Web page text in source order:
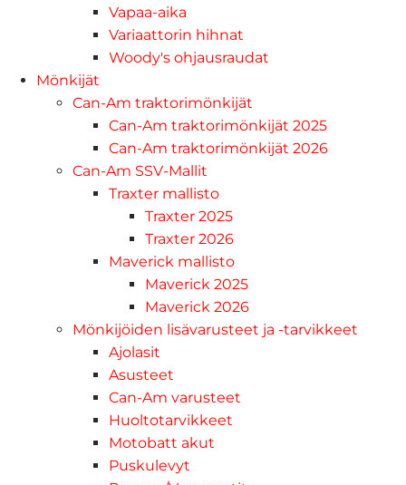
Vapaa-aika
Variaattorin hihnat
Woody's ohjausraudat
Mönkijät
Can-Am traktorimönkijät
Can-Am traktorimönkijät 2025
Can-Am traktorimönkijät 2026
Can-Am SSV-Mallit
Traxter mallisto
Traxter 2025
Traxter 2026
Maverick mallisto
Maverick 2025
Maverick 2026
Mönkijöiden lisävarusteet ja -tarvikkeet
Ajolasit
Asusteet
Can-Am varusteet
Huoltotarvikkeet
Motobatt akut
Puskulevyt